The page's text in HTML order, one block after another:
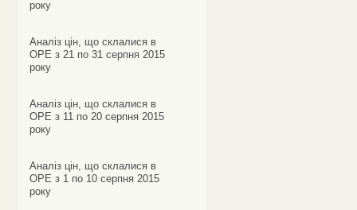
року
Аналіз цін, що склалися в
ОРЕ з 21 по 31 серпня 2015
року
Аналіз цін, що склалися в
ОРЕ з 11 по 20 серпня 2015
року
Аналіз цін, що склалися в
ОРЕ з 1 по 10 серпня 2015
року